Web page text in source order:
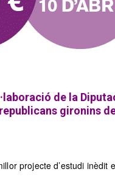
de la
gironins
projecte d’estudi